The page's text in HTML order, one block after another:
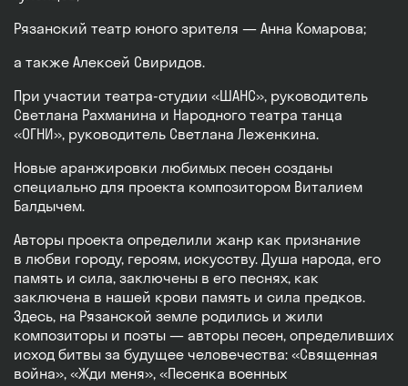
Рязанский театр юного зрителя — Анна Комарова;
а также Алексей Свиридов.
При участии театра-студии «ШАНС», руководитель
Светлана Рахманина и Народного театра танца
«ОГНИ», руководитель Светлана Леженкина.
Новые аранжировки любимых песен созданы
специально для проекта композитором Виталием
Балдычем.
Авторы проекта определили жанр как признание
в любви городу, героям, искусству. Душа народа, его
память и сила, заключены в его песнях, как
заключена в нашей крови память и сила предков.
Здесь, на Рязанской земле родились и жили
композиторы и поэты — авторы песен, определивших
исход битвы за будущее человечества: «Священная
война», «Жди меня», «Песенка военных